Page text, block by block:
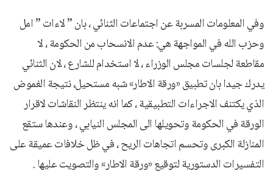
وفي المعلومات المسربة عن اجتماعات الثنائي ، بان ” لاءات ” امل
وحزب الله في المواجهة هي: عدم الانسحاب من الحكومة ، لا
مقاطعة لجلسات مجلس الوزراء ، لا استخدام للشارع ، لان الثنائي
يدرك جيدا بان تطبيق «ورقة الاطار» شبه مستحيل، نتيجة الغموض
الذي يكتنف الاجراءات التطبيقية ، كما انه ينتظر النقاشات لاقرار
الورقة في الحكومة وتحويلها الى المجلس النيابي ، وعندها ستقع
المنازلة الكبرى وتحسم اتجاهات الريح ، في ظل خلافات عميقة على
التفسيرات الدستورية لتوقيع «ورقة الاطار» والتصويت عليها .